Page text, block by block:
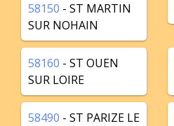
58150 - ST MARTIN
SUR NOHAIN
58160 - ST OUEN
SUR LOIRE
58490 - ST PARIZE LE